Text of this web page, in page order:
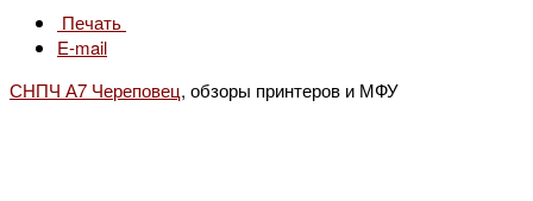
Печать
E-mail
СНПЧ А7 Череповец, обзоры принтеров и МФУ